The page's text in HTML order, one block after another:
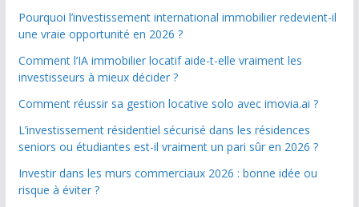
Pourquoi l’investissement international immobilier redevient-il
une vraie opportunité en 2026 ?
Comment l’IA immobilier locatif aide-t-elle vraiment les
investisseurs à mieux décider ?
Comment réussir sa gestion locative solo avec imovia.ai ?
L’investissement résidentiel sécurisé dans les résidences
seniors ou étudiantes est-il vraiment un pari sûr en 2026 ?
Investir dans les murs commerciaux 2026 : bonne idée ou
risque à éviter ?